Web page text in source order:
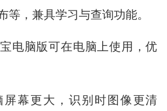
等，兼具学习与查询功能。
电脑版可在电脑上使用，优
屏幕更大，识别时图像更清